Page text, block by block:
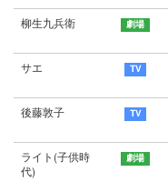
柳生九兵衛
サエ
後藤敦子
ライト(子供時
代)